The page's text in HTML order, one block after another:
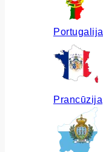
Portugalija
Prancūzija